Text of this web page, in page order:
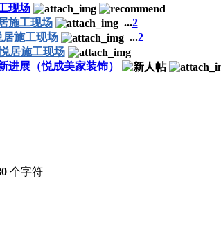
现场
施工现场 ...2
居施工现场 ...2
居施工现场
进展（悦成美家装饰）
个字符